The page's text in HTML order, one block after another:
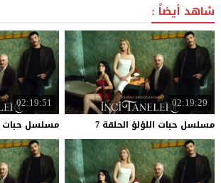
شاهد أيضاً :
02:19:29
مسلسل حبات اللؤلؤ الحلقة 7
02:19:51
مسلسل حبات